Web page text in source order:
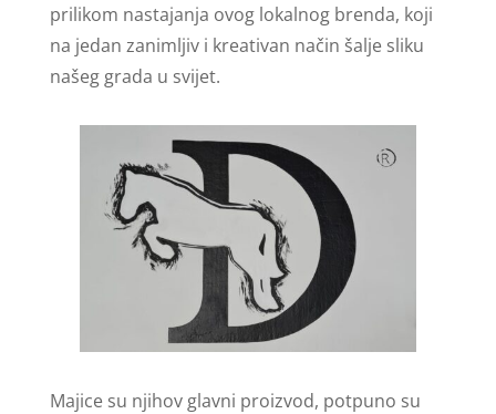
prilikom nastajanja ovog lokalnog brenda, koji
na jedan zanimljiv i kreativan način šalje sliku
našeg grada u svijet.
Majice su njihov glavni proizvod, potpuno su